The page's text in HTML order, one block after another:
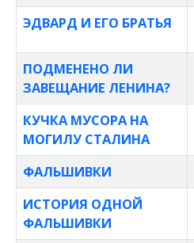
ЭДВАРД И ЕГО БРАТЬЯ
ПОДМЕНЕНО ЛИ
ЗАВЕЩАНИЕ ЛЕНИНА?
КУЧКА МУСОРА НА
МОГИЛУ СТАЛИНА
ФАЛЬШИВКИ
ИСТОРИЯ ОДНОЙ
ФАЛЬШИВКИ